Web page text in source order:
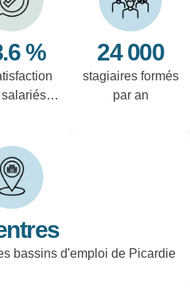
% 24 000
stagiaires formés
par an
bassins d'emploi de Picardie